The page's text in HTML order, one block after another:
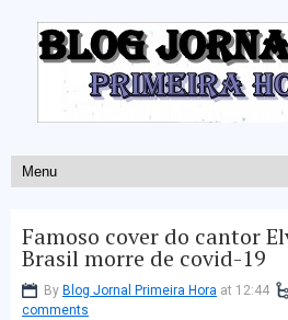
Famoso cover do cantor
Brasil morre de covid-19
By Blog Jornal Primeira Hora at 12:44
comments